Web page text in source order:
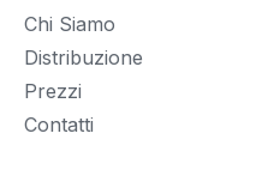
Chi Siamo
Distribuzione
Prezzi
Contatti